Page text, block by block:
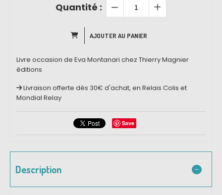
Quantité :
AJOUTER AU PANIER
Livre occasion de Eva Montanari chez Thierry Magnier
éditions
Livraison offerte dès 30€ d'achat, en Relais Colis et
Mondial Relay
Save
Description